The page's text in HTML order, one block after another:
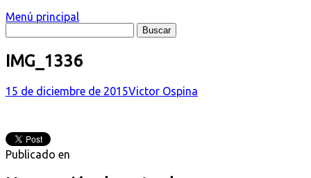
Menú principal
IMG_1336
15 de diciembre de 2015Victor Ospina
Publicado en